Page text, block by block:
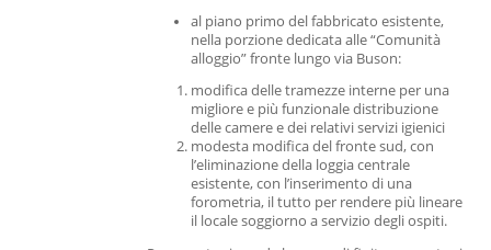
al piano primo del fabbricato esistente,
nella porzione dedicata alle “Comunità
alloggio” fronte lungo via Buson:
modifica delle tramezze interne per una
migliore e più funzionale distribuzione
delle camere e dei relativi servizi igienici
modesta modifica del fronte sud, con
l’eliminazione della loggia centrale
esistente, con l’inserimento di una
forometria, il tutto per rendere più lineare
il locale soggiorno a servizio degli ospiti.